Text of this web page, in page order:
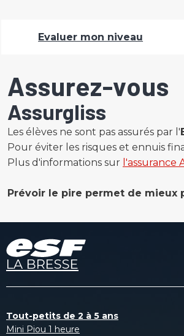
Evaluer mon niveau
Assurez-vous
Assurgliss
Les élèves ne sont pas assurés par l'
Pour éviter les risques et ennuis
Plus d'informations sur l'assurance
Prévoir le pire permet de
LA BRESSE
Tout-petits de 2 à 5 ans
Mini Piou 1 heure